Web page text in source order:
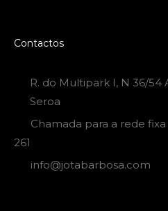
Contactos
R. do Multipark I, N 36/54
Seroa
Chamada para a rede fixa
261
info@jotabarbosa.com